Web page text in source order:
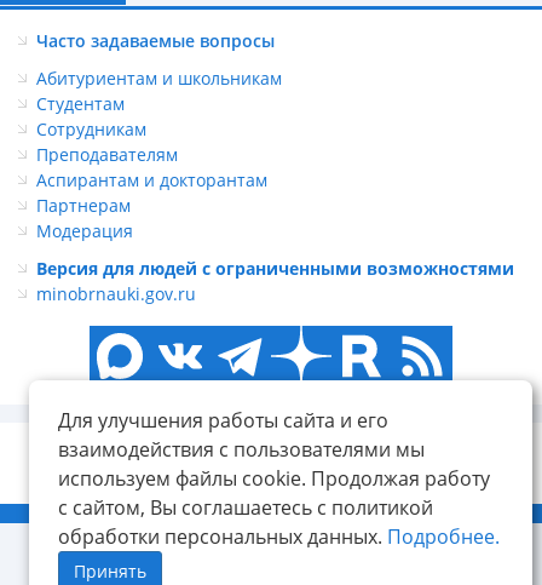
Для улучшения работы сайта и его
взаимодействия с пользователями мы
используем файлы cookie. Продолжая работу
с сайтом, Вы соглашаетесь с политикой
обработки персональных данных. Подробнее.
Принять
Часто задаваемые вопросы
Абитуриентам и школьникам
Студентам
Сотрудникам
Преподавателям
Аспирантам и докторантам
Партнерам
Модерация
Версия для людей с ограниченными возможностями
minobrnauki.gov.ru
© ФГБОУ ВО «КнАГУ», 2014-2026